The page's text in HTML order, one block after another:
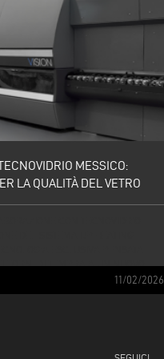
MESSICO:
LA QUALITÀ DEL VETRO
FORNI DI TEMPRA A UN NUOVO
11/02/2026